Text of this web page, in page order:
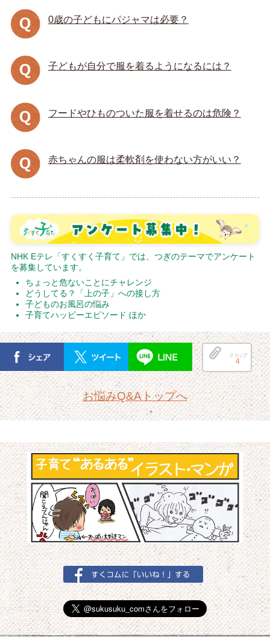
0歳の子どもにパジャマは必要？
子どもが自分で服を着るようになるには？
フードやひものついた服を着せるのは危険？
赤ちゃんの服は柔軟剤を使わない方がいい？
NHK Eテレ「すくすく子育て」では、つぎのテーマでアンケート
を募集しています。
ちょっと危ないことにチャレンジ
どうしてる？「上の子」への接し方
子どものお風呂の悩み
子育てハッピーエピソード ほか
クリップ
4
お悩みQ&Aトップへ